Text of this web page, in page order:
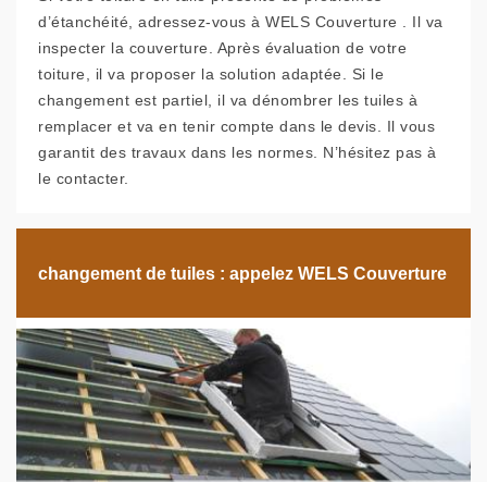
d’étanchéité, adressez-vous à WELS Couverture . Il va
inspecter la couverture. Après évaluation de votre
toiture, il va proposer la solution adaptée. Si le
changement est partiel, il va dénombrer les tuiles à
remplacer et va en tenir compte dans le devis. Il vous
garantit des travaux dans les normes. N’hésitez pas à
le contacter.
changement de tuiles : appelez WELS Couverture